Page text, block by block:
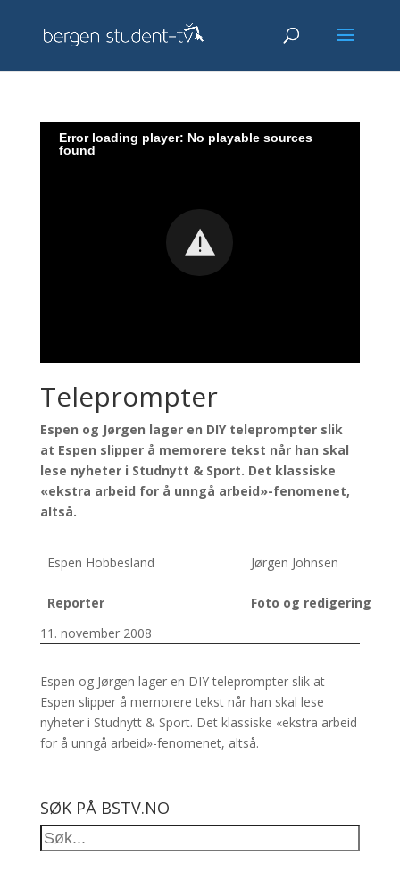
Error loading player: No playable sources
found
Teleprompter
Espen og Jørgen lager en DIY teleprompter slik
at Espen slipper å memorere tekst når han skal
lese nyheter i Studnytt & Sport. Det klassiske
«ekstra arbeid for å unngå arbeid»-fenomenet,
altså.
Espen Hobbesland Jørgen Johnsen
Reporter
Foto og redigering
11. november 2008
Espen og Jørgen lager en DIY teleprompter slik at
Espen slipper å memorere tekst når han skal lese
nyheter i Studnytt & Sport. Det klassiske «ekstra arbeid
for å unngå arbeid»-fenomenet, altså.
SØK PÅ BSTV.NO